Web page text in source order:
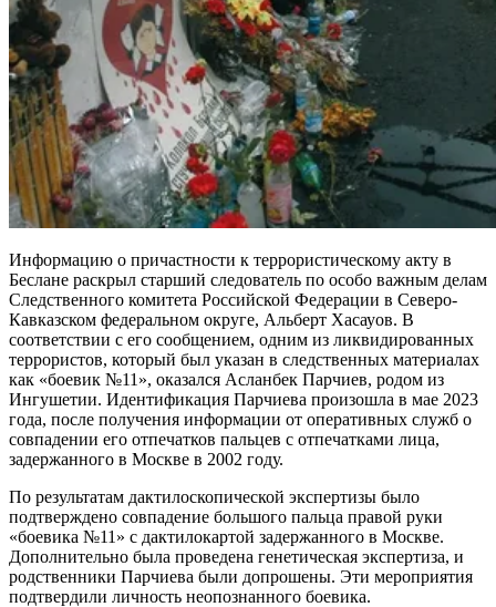
Информацию о причастности к террористическому акту в
Беслане раскрыл старший следователь по особо важным делам
Следственного комитета Российской Федерации в Северо-
Кавказском федеральном округе, Альберт Хасауов. В
соответствии с его сообщением, одним из ликвидированных
террористов, который был указан в следственных материалах
как «боевик №11», оказался Асланбек Парчиев, родом из
Ингушетии. Идентификация Парчиева произошла в мае 2023
года, после получения информации от оперативных служб о
совпадении его отпечатков пальцев с отпечатками лица,
задержанного в Москве в 2002 году.
По результатам дактилоскопической экспертизы было
подтверждено совпадение большого пальца правой руки
«боевика №11» с дактилокартой задержанного в Москве.
Дополнительно была проведена генетическая экспертиза, и
родственники Парчиева были допрошены. Эти мероприятия
подтвердили личность неопознанного боевика.